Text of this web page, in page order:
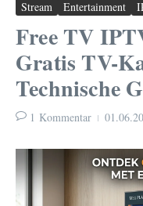
Stream Entertainment
Free TV
Gratis TV-
Technische
1 Kommentar